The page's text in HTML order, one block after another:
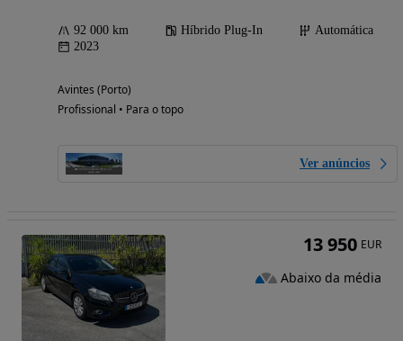
92 000 km Híbrido Plug-In
Automática
2023
Avintes (Porto)
Profissional • Para o topo
Ver anúncios
13 950 EUR
Abaixo da média